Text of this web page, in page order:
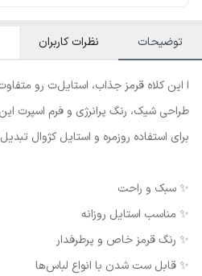
توضیحات نظرات کاربران
ا این کلاه قرمز جذاب، استایل‌ت رو
طراحی شیک، رنگ پرانرژی و فرم اسپرت
برای استفاده روزمره و استایل کژوال
✨ سبک و راحت
✨ مناسب استایل روزانه
✨ رنگ قرمز خاص و پرطرفدار
✨ قابل ست شدن با انواع لباس‌ها